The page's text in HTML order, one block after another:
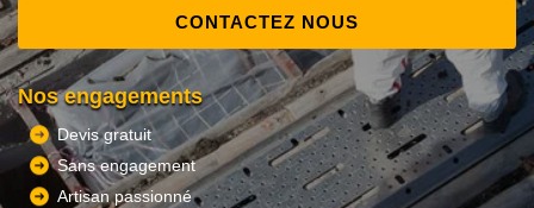
CONTACTEZ NOUS
Nos engagements
Devis gratuit
Sans engagement
Artisan passionné